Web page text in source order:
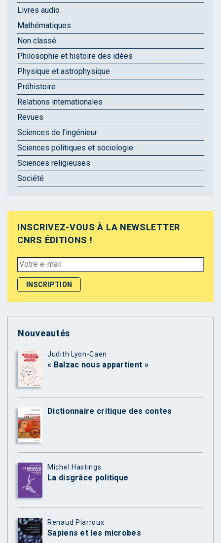
Livres audio
Mathématiques
Non classé
Philosophie et histoire des idées
Physique et astrophysique
Préhistoire
Relations internationales
Revues
Sciences de l'ingénieur
Sciences politiques et sociologie
Sciences religieuses
Société
INSCRIVEZ-VOUS À LA NEWSLETTER
CNRS ÉDITIONS !
Nouveautés
Judith Lyon-Caen
« Balzac nous appartient »
Dictionnaire critique des contes
Michel Hastings
La disgrâce politique
Renaud Piarroux
Sapiens et les microbes